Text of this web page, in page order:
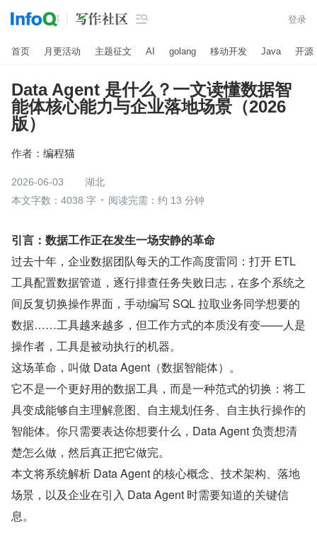
 登录
首页 月更活动 主题征文 AI golang 移动开发 Java 开源
Data Agent 是什么？一文读懂数据智
能体核心能力与企业落地场景（2026
版）
作者： 编程猫
2026-06-03
湖北
本文字数：4038 字
阅读完需：约 13 分钟
引言：数据工作正在发生一场安静的革命
过去十年，企业数据团队每天的工作高度雷同：打开 ETL
工具配置数据管道，逐行排查任务失败日志，在多个系统之
间反复切换操作界面，手动编写 SQL 拉取业务同学想要的
数据……工具越来越多，但工作方式的本质没有变——人是
操作者，工具是被动执行的机器。
这场革命，叫做 Data Agent（数据智能体）。
它不是一个更好用的数据工具，而是一种范式的切换：将工
具变成能够自主理解意图、自主规划任务、自主执行操作的
智能体。你只需要表达你想要什么，Data Agent 负责想清
楚怎么做，然后真正把它做完。
本文将系统解析 Data Agent 的核心概念、技术架构、落地
场景，以及企业在引入 Data Agent 时需要知道的关键信
息。